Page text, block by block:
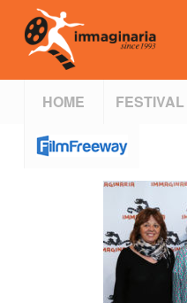
HOME FESTIVAL